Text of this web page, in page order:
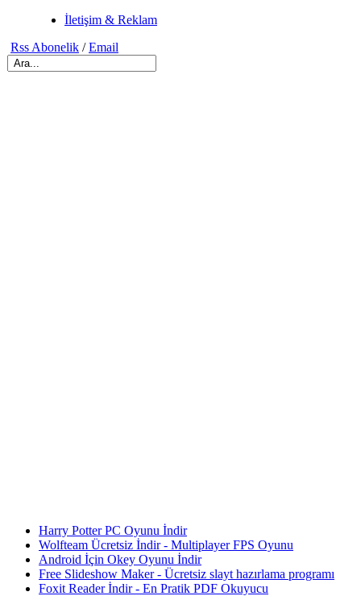
İletişim & Reklam
Rss Abonelik /Email
Harry Potter PC Oyunu İndir
Wolfteam Ücretsiz İndir - Multiplayer FPS Oyunu
Android İçin Okey Oyunu İndir
Free Slideshow Maker - Ücretsiz slayt hazırlama programı
Foxit Reader İndir - En Pratik PDF Okuyucu